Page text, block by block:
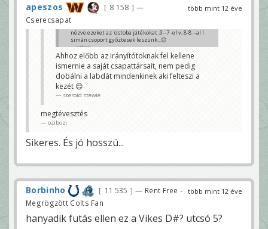
több mint 12 éve
apeszos 8 158
—
Cserecsapat
nézve ezeket az 'ostoba játékokat ,9--7 -el v, 8-8 --al l
simán csoport győztesek leszünk...😊
ozibozi
Ahhoz előbb az irányítótoknak fel kellene
ismernie a saját csapattársait, nem pedig
dobálni a labdát mindenkinek aki felteszi a
kezét 😊
steroid stewie
megtévesztés
ozibozi
Sikeres. És jó hosszú...
több mint 12 éve
Borbinho 11 535
— Rent Free -
Megrögzött Colts Fan
hanyadik futás ellen ez a Vikes D#? utcsó 5?